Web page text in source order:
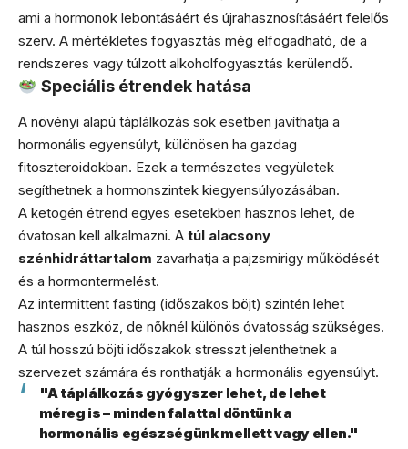
ami a hormonok lebontásáért és újrahasznosításáért felelős
szerv. A mértékletes fogyasztás még elfogadható, de a
rendszeres vagy túlzott alkoholfogyasztás kerülendő.
Speciális étrendek hatása
A növényi alapú táplálkozás sok esetben javíthatja a
hormonális egyensúlyt, különösen ha gazdag
fitoszteroidokban. Ezek a természetes vegyületek
segíthetnek a hormonszintek kiegyensúlyozásában.
A ketogén étrend egyes esetekben hasznos lehet, de
óvatosan kell alkalmazni. A túl alacsony
szénhidráttartalom zavarhatja a pajzsmirigy működését
és a hormontermelést.
Az intermittent fasting (időszakos böjt) szintén lehet
hasznos eszköz, de nőknél különös óvatosság szükséges.
A túl hosszú böjti időszakok stresszt jelenthetnek a
szervezet számára és ronthatják a hormonális egyensúlyt.
"A táplálkozás gyógyszer lehet, de lehet
méreg is – minden falattal döntünk a
hormonális egészségünk mellett vagy ellen."